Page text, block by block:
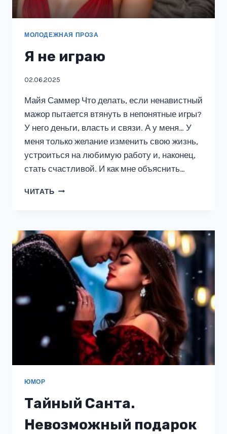
МОЛОДЕЖНАЯ ПРОЗА
Я не играю
02.06.2025
Майя Саммер Что делать, если ненавистный
мажор пытается втянуть в непонятные игры?
У него деньги, власть и связи. А у меня… У
меня только желание изменить свою жизнь,
устроиться на любимую работу и, наконец,
стать счастливой. И как мне объяснить…
ЧИТАТЬ Я
ЮМОР
Тайный Санта.
Невозможный подарок